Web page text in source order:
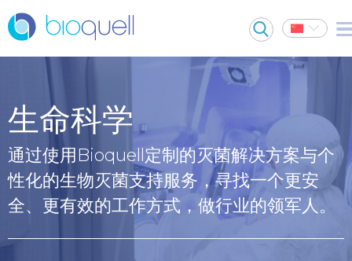
生命科学
通过使用Bioquell定制的灭菌解决方案与个
性化的生物灭菌支持服务，寻找一个更安
全、更有效的工作方式，做行业的领军人。